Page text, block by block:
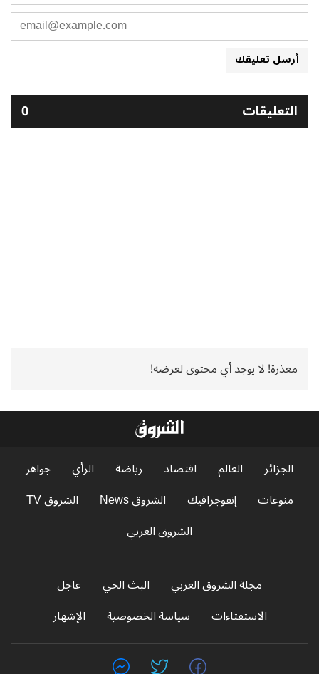
أرسل تعليقك
التعليقات 0
معذرة! لا يوجد أي محتوى لعرضه!
الجزائر العالم اقتصاد رياضة الرأي
جواهر
منوعات
إنفوجرافيك الشروق News
الشروق TV
الشروق العربي
مجلة الشروق العربي البث الحي
عاجل
الاستفتاءات
سياسة الخصوصية الإشهار